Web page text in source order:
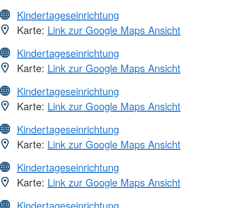
Kindertageseinrichtung
Karte: Link zur Google Maps Ansicht
Kindertageseinrichtung
Karte: Link zur Google Maps Ansicht
Kindertageseinrichtung
Karte: Link zur Google Maps Ansicht
Kindertageseinrichtung
Karte: Link zur Google Maps Ansicht
Kindertageseinrichtung
Karte: Link zur Google Maps Ansicht